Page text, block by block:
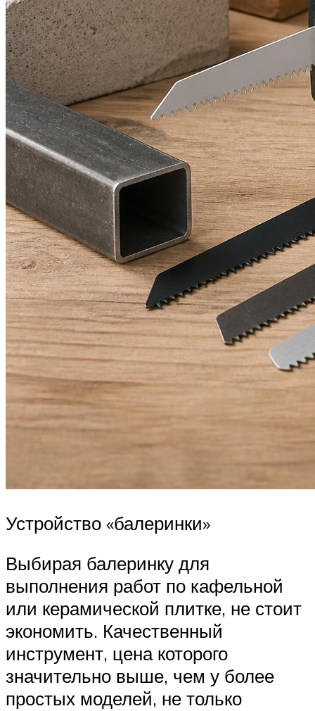
Устройство «балеринки»
Выбирая балеринку для
выполнения работ по кафельной
или керамической плитке, не стоит
экономить. Качественный
инструмент, цена которого
значительно выше, чем у более
простых моделей, не только